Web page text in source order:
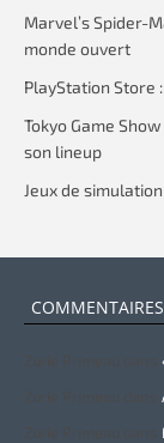
Marvel’s Spider-
monde ouvert
PlayStation Store
Tokyo Game
son lineup
Jeux de